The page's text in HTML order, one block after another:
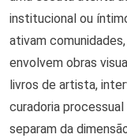
institucional ou
ativam
envolvem obras
livros de artista,
curadoria
separam da